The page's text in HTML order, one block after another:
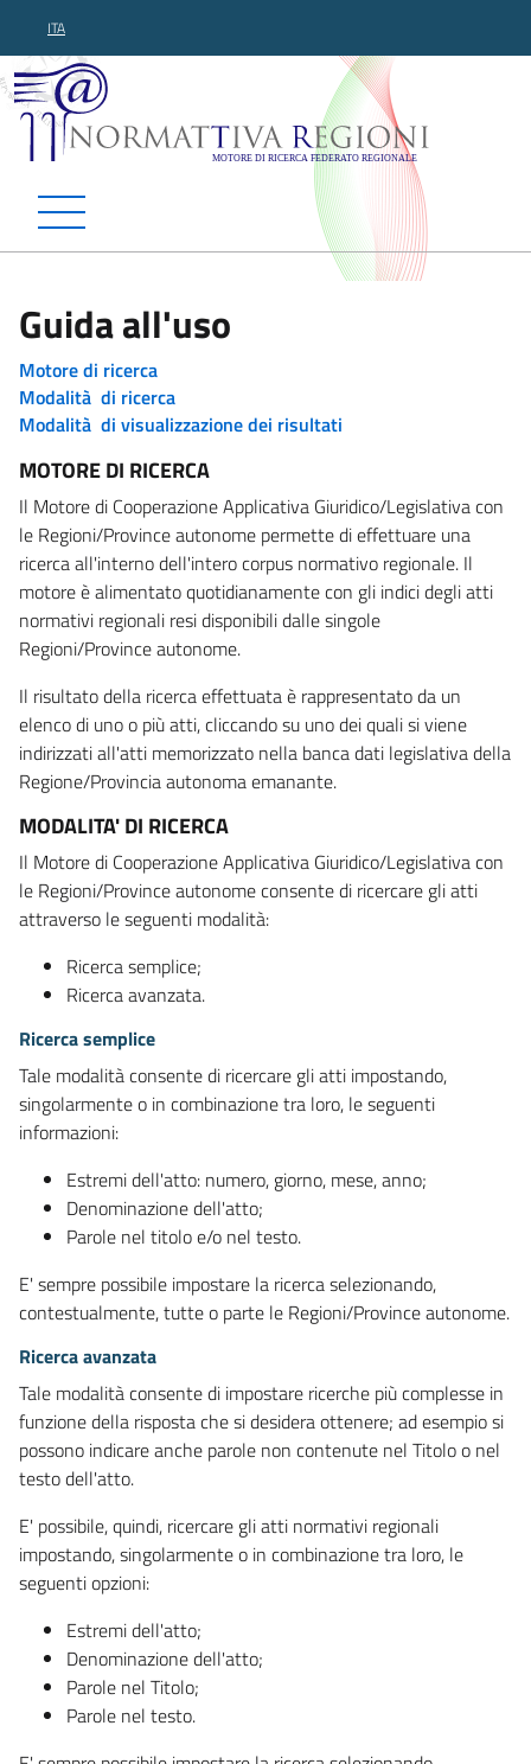
ITA
Normattiva Regioni -
Guida all'uso
Motore di ricerca
Modalità di ricerca
Modalità di visualizzazione dei risultati
MOTORE DI RICERCA
Il Motore di Cooperazione Applicativa Giuridico/Legislativa con
le Regioni/Province autonome permette di effettuare una
ricerca all'interno dell'intero corpus normativo regionale. Il
motore è alimentato quotidianamente con gli indici degli atti
normativi regionali resi disponibili dalle singole
Regioni/Province autonome.
Il risultato della ricerca effettuata è rappresentato da un
elenco di uno o più atti, cliccando su uno dei quali si viene
indirizzati all'atti memorizzato nella banca dati legislativa della
Regione/Provincia autonoma emanante.
MODALITA' DI RICERCA
Il Motore di Cooperazione Applicativa Giuridico/Legislativa con
le Regioni/Province autonome consente di ricercare gli atti
attraverso le seguenti modalità:
Ricerca semplice;
Ricerca avanzata.
Ricerca semplice
Tale modalità consente di ricercare gli atti impostando,
singolarmente o in combinazione tra loro, le seguenti
informazioni:
Estremi dell'atto: numero, giorno, mese, anno;
Denominazione dell'atto;
Parole nel titolo e/o nel testo.
E' sempre possibile impostare la ricerca selezionando,
contestualmente, tutte o parte le Regioni/Province autonome.
Ricerca avanzata
Tale modalità consente di impostare ricerche più complesse in
funzione della risposta che si desidera ottenere; ad esempio si
possono indicare anche parole non contenute nel Titolo o nel
testo dell'atto.
E' possibile, quindi, ricercare gli atti normativi regionali
impostando, singolarmente o in combinazione tra loro, le
seguenti opzioni:
Estremi dell'atto;
Denominazione dell'atto;
Parole nel Titolo;
Parole nel testo.